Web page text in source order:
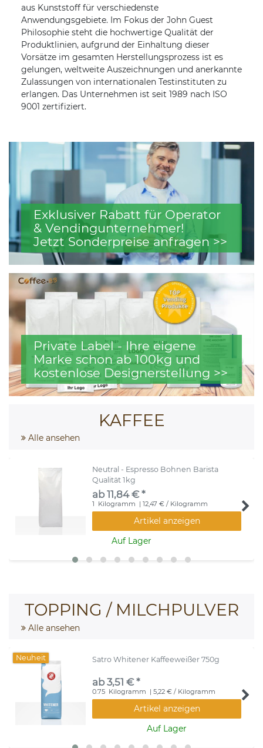
aus Kunststoff für verschiedenste
Anwendungsgebiete. Im Fokus der John Guest
Philosophie steht die hochwertige Qualität der
Produktlinien, aufgrund der Einhaltung dieser
Vorsätze im gesamten Herstellungsprozess ist es
gelungen, weltweite Auszeichnungen und anerkannte
Zulassungen von internationalen Testinstituten zu
erlangen. Das Unternehmen ist seit 1989 nach ISO
9001 zertifiziert.
Exklusiver Rabatt für Operator
& Vendingunternehmer!
Jetzt Sonderpreise anfragen >>
Private Label - Ihre eigene
Marke schon ab 100kg und
kostenlose Designerstellung >>
KAFFEE
Alle ansehen
Neutral - Espresso Bohnen Barista
Qualität 1kg
ab 11,84 € *
1 Kilogramm | 12,47 € / Kilogramm
Artikel anzeigen
Auf Lager
TOPPING / MILCHPULVER
Alle ansehen
Neuheit Satro Whitener Kaffeeweißer 750g
ab 3,51 € *
0.75 Kilogramm | 5,22 € / Kilogramm
Artikel anzeigen
Auf Lager